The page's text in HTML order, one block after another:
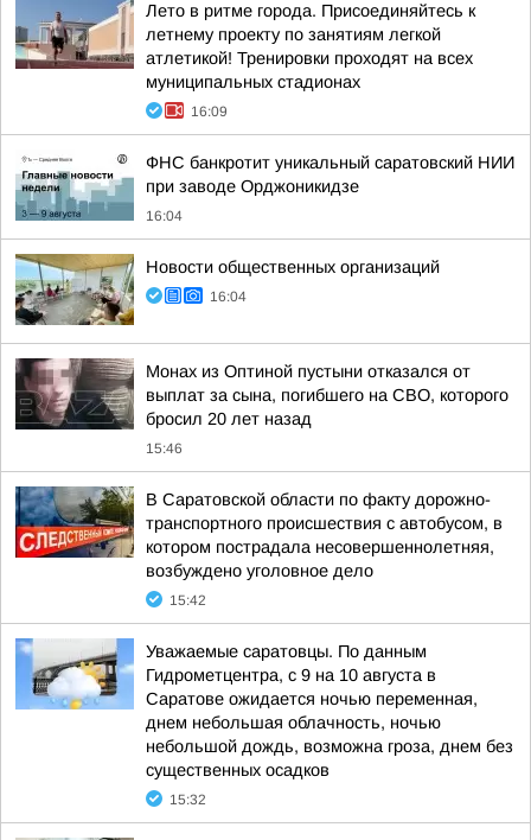
Лето в ритме города. Присоединяйтесь к
летнему проекту по занятиям легкой
атлетикой! Тренировки проходят на всех
муниципальных стадионах
16:09
ФНС банкротит уникальный саратовский НИИ
при заводе Орджоникидзе
16:04
Новости общественных организаций
16:04
Монах из Оптиной пустыни отказался от
выплат за сына, погибшего на СВО, которого
бросил 20 лет назад
15:46
В Саратовской области по факту дорожно-
транспортного происшествия с автобусом, в
котором пострадала несовершеннолетняя,
возбуждено уголовное дело
15:42
Уважаемые саратовцы. По данным
Гидрометцентра, с 9 на 10 августа в
Саратове ожидается ночью переменная,
днем небольшая облачность, ночью
небольшой дождь, возможна гроза, днем без
существенных осадков
15:32